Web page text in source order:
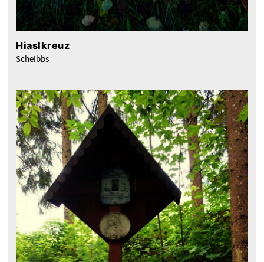
Hiaslkreuz
Scheibbs